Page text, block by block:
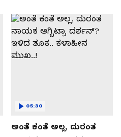
ಅಂತೆ ಕಂತೆ ಅಲ್ಲ, ದುರಂತ
05:30